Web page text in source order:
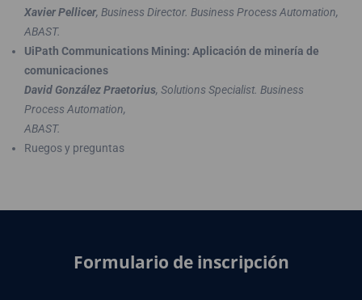
Xavier Pellicer, Business Director. Business Process Automation,
ABAST.
UiPath Communications Mining: Aplicación de minería de
comunicaciones
David González Praetorius, Solutions Specialist. Business
Process Automation,
ABAST.
Ruegos y preguntas
Formulario de inscripción